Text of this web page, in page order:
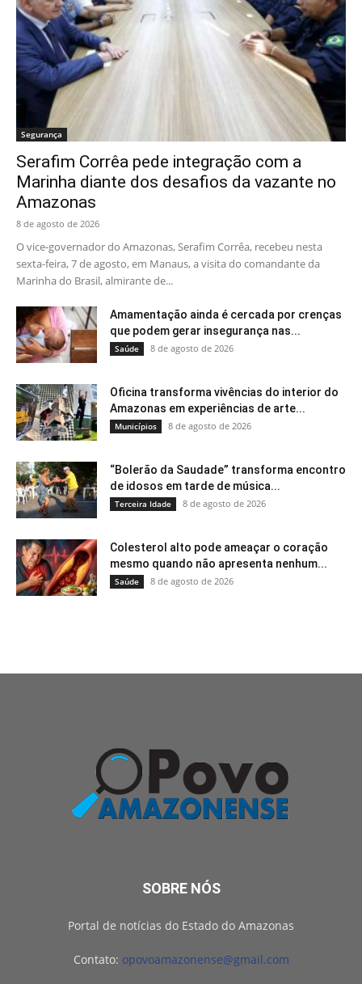
Segurança
Serafim Corrêa pede integração com a
Marinha diante dos desafios da vazante no
Amazonas
8 de agosto de 2026
O vice-governador do Amazonas, Serafim Corrêa, recebeu nesta
sexta-feira, 7 de agosto, em Manaus, a visita do comandante da
Marinha do Brasil, almirante de...
Amamentação ainda é cercada por crenças
que podem gerar insegurança nas...
Saúde 8 de agosto de 2026
Oficina transforma vivências do interior do
Amazonas em experiências de arte...
Municípios 8 de agosto de 2026
“Bolerão da Saudade” transforma encontro
de idosos em tarde de música...
Terceira Idade 8 de agosto de 2026
Colesterol alto pode ameaçar o coração
mesmo quando não apresenta nenhum...
Saúde 8 de agosto de 2026
SOBRE NÓS
Portal de notícias do Estado do Amazonas
Contato: opovoamazonense@gmail.com